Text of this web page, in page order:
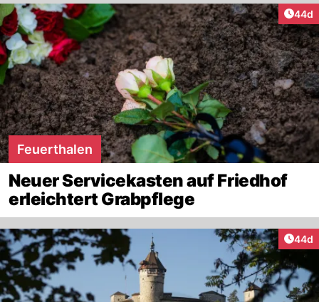
44d
Feuerthalen
Neuer Servicekasten auf Friedhof
erleichtert Grabpflege
44d